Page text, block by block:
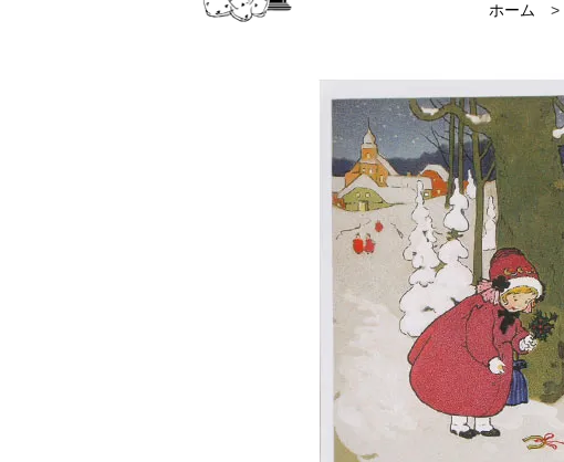
ホーム >
ホーム